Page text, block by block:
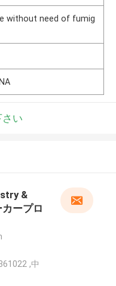
without need of fumig
い
&
ープロ
,中